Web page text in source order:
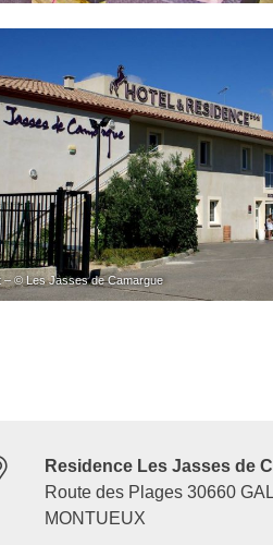
– © Les Jasses de Camargue
Residence Les Jasses de
Route des Plages 30660
MONTUEUX